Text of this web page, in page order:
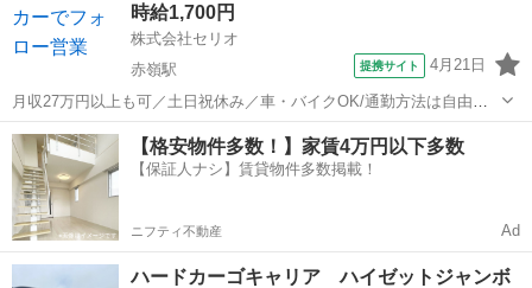
時給1,700円
株式会社セリオ
赤嶺駅
提携サイト 4月21日
月収27万円以上も可／土日祝休み／車・バイクOK/通勤方法は自由／
即日勤務／営業経験を活かして働けるお仕事 ≪急募のため、積極採用
中！≫ ・即日～長期/3ヶ月以上 ※急募ですが、6月～、7月～、8月～
など入社日相談OK！...
沖縄 那覇市 赤嶺駅 営業
【格安物件多数！】家賃4万円以下多数
【保証人ナシ】賃貸物件多数掲載！
ニフティ不動産 Ad
ハードカーゴキャリア ハイゼットジャンボ